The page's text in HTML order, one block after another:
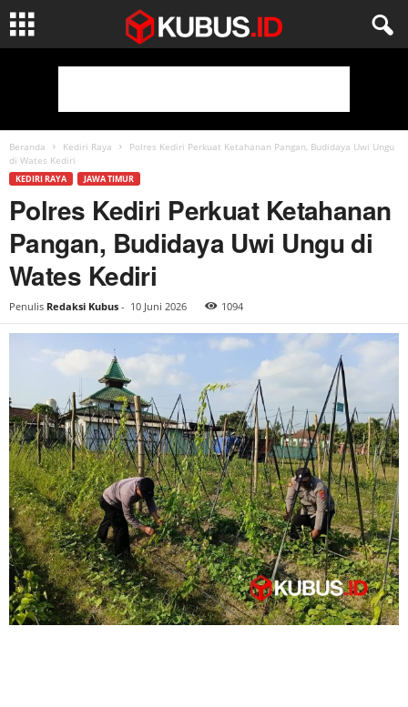
Beranda Kediri Raya
Polres Kediri Perkuat Ketahanan Pangan, Budidaya Uwi Ungu
di Wates Kediri
KEDIRI RAYA JAWA TIMUR
Polres Kediri Perkuat Ketahanan
Pangan, Budidaya Uwi Ungu di
Wates Kediri
Penulis Redaksi Kubus - 10 Juni 2026 1094